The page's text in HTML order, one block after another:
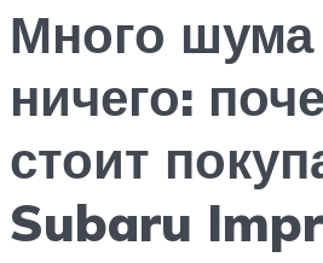
Много
ничего:
стоит
Subaru